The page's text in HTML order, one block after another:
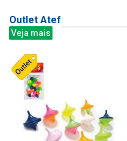
Outlet Atef
Veja mais